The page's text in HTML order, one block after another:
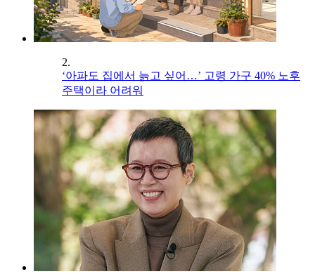
2.
‘아파도 집에서 늙고 싶어…’ 고령 가구 40% 노후
주택이라 어려워